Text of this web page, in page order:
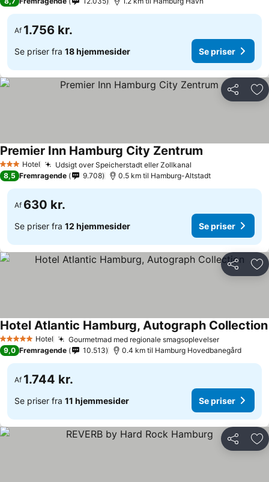
Af 1.756 kr.
Se priser fra 18 hjemmesider Se priser
Del
3 StjernerHotel Udsigt over Speicherstadt eller Zollkanal
Premier Inn Hamburg City Zentrum
8,5 Fremragende 9.708 0.5 km til Hamburg-Altstadt
Af 630 kr.
Se priser fra 12 hjemmesider Se priser
Del
5 Stjerner Hotel Gourmetmad med regionale smagsoplevelser
Hotel Atlantic Hamburg, Autograph Collection
9,0 Fremragende 10.513 0.4 km til Hamburg Hovedbanegård
Af 1.744 kr.
Se priser fra 11 hjemmesider Se priser
Del